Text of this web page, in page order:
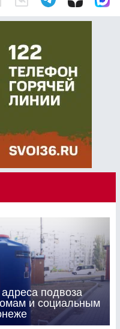
подвоза
и социальным